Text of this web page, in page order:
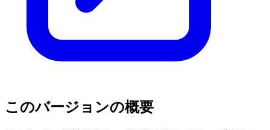
このバージョンの概要